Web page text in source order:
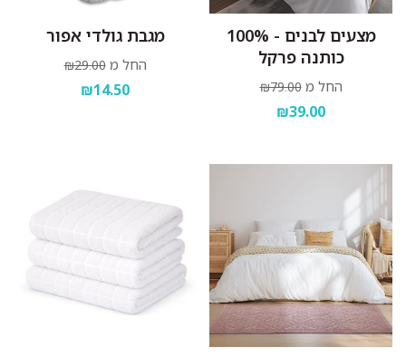
מצעים לבנים - 100%
כותנה פרקל
החל מ ₪79.00
₪39.00
מגבת גולדי אפור
החל מ ₪29.00
₪14.50